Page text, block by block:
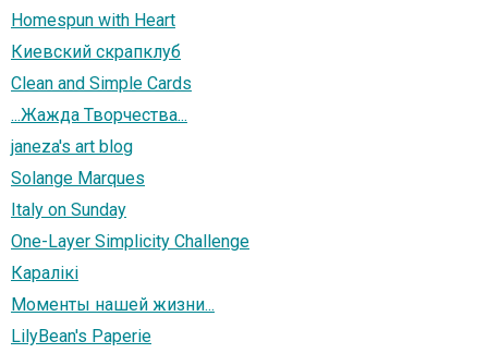
Homespun with Heart
Киевский скрапклуб
Clean and Simple Cards
...Жажда Творчества...
janeza's art blog
Solange Marques
Italy on Sunday
One-Layer Simplicity Challenge
Каралiкi
Моменты нашей жизни...
LilyBean's Paperie